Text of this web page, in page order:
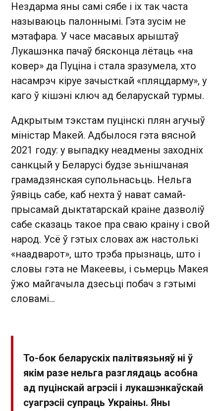
Нездарма яны самі сябе і іх так часта
называюць палоннымі. Гэта зусім не
мэтафара. У часе масавых арыштаў
Лукашэнка пачаў бясконца лётаць «на
ковер» да Пуціна і стала зразумела, хто
насамрэч кіруе зачысткай «пляцдарму», у
каго ў кішэні ключ ад беларускай турмы.
Адкрытым тэкстам пуцінскі плян агучыў
міністар Макей. Адбылося гэта вясной
2021 году: у выпадку неадмены заходніх
санкцый у Беларусі будзе зьнішчаная
грамадзянская супольнасьць. Нельга
ўявіць сабе, каб нехта ў нават самай-
прысамай дыктатарскай краіне дазволіў
сабе сказаць такое пра сваю краіну і свой
народ. Усё ў гэтых словах аж настолькі
«наадварот», што трэба прызнаць, што і
словы гэта не Макеевы, і сьмерць Макея
ўжо майгачыла дзесьці побач з гэтымі
словамі...
То-бок беларускіх палітвязьняў ні ў
якім разе нельга разглядаць асобна
ад пуцінскай агрэсіі і лукашэнкаўскай
суагрэсіі супраць Украіны. Яны